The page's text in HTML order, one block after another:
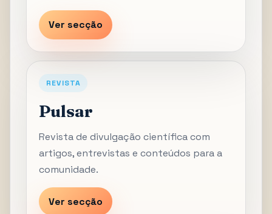
Ver secção
REVISTA
Pulsar
Revista de divulgação científica com
artigos, entrevistas e conteúdos para a
comunidade.
Ver secção